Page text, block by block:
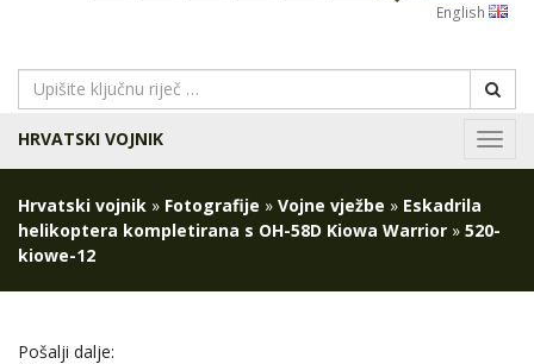
English
HRVATSKI VOJNIK
Hrvatski vojnik » Fotografije » Vojne vježbe » Eskadrila
helikoptera kompletirana s OH-58D Kiowa Warrior » 520-
kiowe-12
Pošalji dalje: